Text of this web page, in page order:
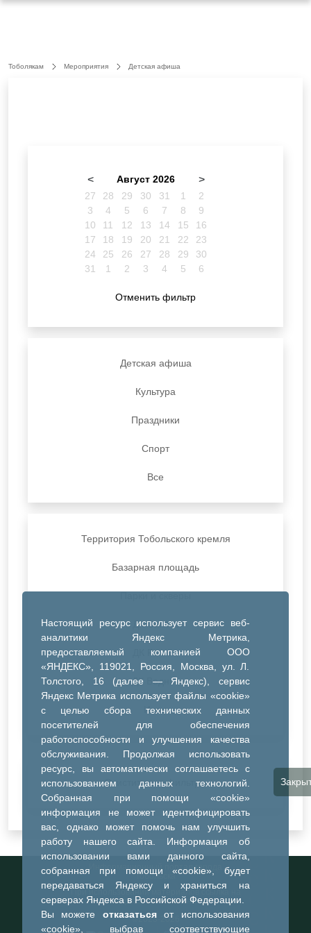
Настоящий ресурс использует сервис веб-
аналитики Яндекс Метрика,
предоставляемый компанией ООО
«ЯНДЕКС», 119021, Россия, Москва, ул. Л.
Толстого, 16 (далее — Яндекс), сервис
Яндекс Метрика использует файлы «cookie»
с целью сбора технических данных
посетителей для обеспечения
работоспособности и улучшения качества
обслуживания. Продолжая использовать
ресурс, вы автоматически соглашаетесь с
использованием данных технологий.
Собранная при помощи «cookie»
информация не может идентифицировать
вас, однако может помочь нам улучшить
работу нашего сайта. Информация об
использовании вами данного сайта,
собранная при помощи «cookie», будет
передаваться Яндексу и храниться на
серверах Яндекса в Российской Федерации.
Вы можете отказатьсяот использования
«cookie», выбрав соответствующие
Тоболякам Мероприятия Детская афиша
< Август 2026 >
27 28 29 30 31 1
2
3
4 5 6 7 8
9
10
11 12 13 14 15
16
17
18 19 20 21 22
23
24
25 26 27 28 29
30
31
1 2 3 4 5 6
Отменить фильтр
Детская афиша
Культура
Праздники
Спорт
Все
Территория Тобольского кремля
Базарная площадь
ДК Синтез
ДК Речник
ДК Водник
Иное
Очистить все фильтры
Информационный портал города
Тобольска
При использовании материалов ссылка на
портал обязательна
©2023-2026